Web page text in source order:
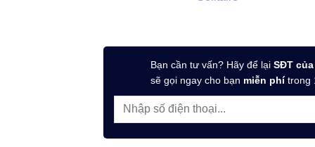
Bạn cần tư vấn? Hãy để lại SĐT
sẽ gọi ngay cho bạn miễn phítrong